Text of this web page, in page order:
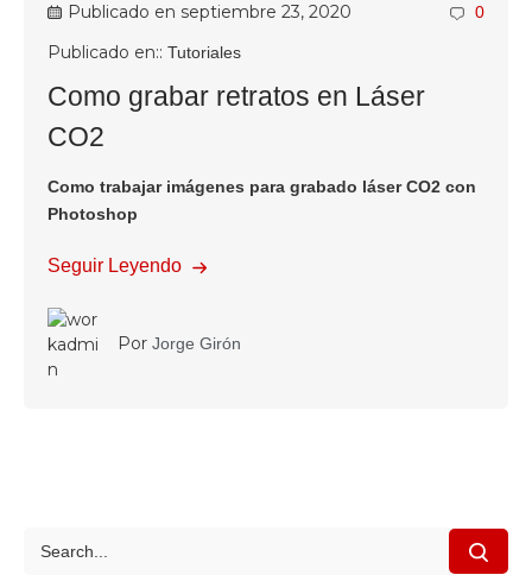
Publicado en septiembre 23, 2020 0
Publicado en:: Tutoriales
Como grabar retratos en Láser
CO2
Como trabajar imágenes para grabado láser CO2 con
Photoshop
Seguir Leyendo
Por Jorge Girón
buscando?